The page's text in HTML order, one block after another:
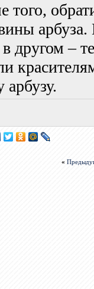
того,
в другом –
арбузу.
«